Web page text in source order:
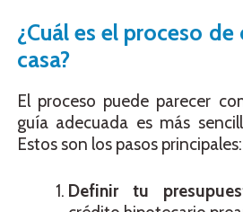
¿Cuál es el proceso
casa?
El proceso puede parecer
guía adecuada es más
Estos son los pasos principales:
Definir tu